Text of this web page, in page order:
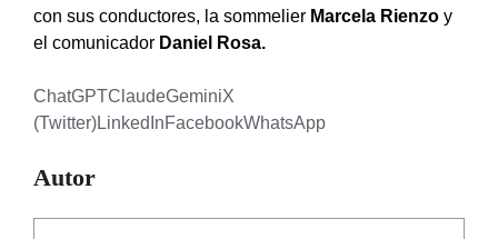
con sus conductores, la sommelier Marcela Rienzo y
el comunicador Daniel Rosa.
ChatGPTClaudeGeminiX
(Twitter)LinkedInFacebookWhatsApp
Autor